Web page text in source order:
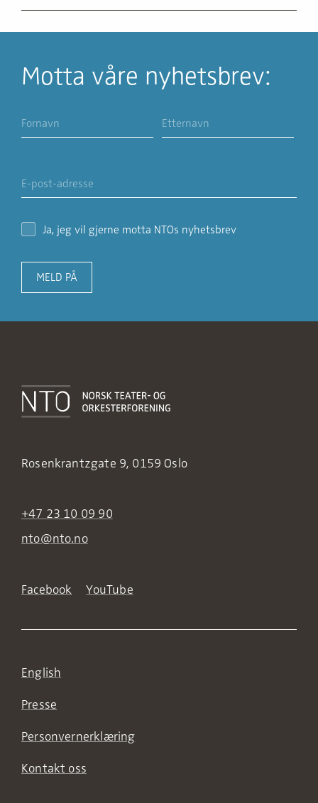
Rosenkrantzgate 9, 0159 Oslo
+47 23 10 09 90
nto@nto.no
Facebook YouTube
English
Presse
Personvernerklæring
Kontakt oss
Motta våre nyhetsbrev:
Ja, jeg vil gjerne motta NTOs nyhetsbrev
MELD PÅ